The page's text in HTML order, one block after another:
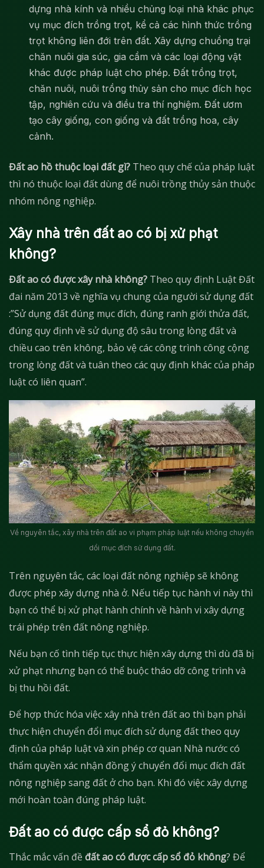
dựng nhà kính và nhiều chủng loại nhà khác phục
vụ mục đích trồng trọt, kể cả các hình thức trồng
trọt không liên đới trên đất. Xây dựng chuồng trại
chăn nuôi gia súc, gia cầm và các loại động vật
khác được pháp luật cho phép. Đất trồng trọt,
chăn nuôi, nuôi trồng thủy sản cho mục đích học
tập, nghiên cứu và điều tra thí nghiệm. Đất ươm
tạo cây giống, con giống và đất trồng hoa, cây
cảnh.
Đất ao hồ thuộc loại đất gì? Theo quy chế của pháp luật
thì nó thuộc loại đất dùng để nuôi trồng thủy sản thuộc
nhóm nông nghiệp.
Xây nhà trên đất ao có bị xử phạt
không?
Đất ao có được xây nhà không? Theo quy định Luật Đất
đai năm 2013 về nghĩa vụ chung của người sử dụng đất
:”Sử dụng đất đúng mục đích, đúng ranh giới thửa đất,
đúng quy định về sử dụng độ sâu trong lòng đất và
chiều cao trên không, bảo vệ các công trình công cộng
trong lòng đất và tuân theo các quy định khác của pháp
luật có liên quan”.
Về nguyên tắc, xây nhà trên đất ao vi phạm pháp luật nếu không chuyển
dổi mục đích sử dụng đất.
Trên nguyên tắc, các loại đất nông nghiệp sẽ không
được phép xây dựng nhà ở. Nếu tiếp tục hành vi này thì
bạn có thể bị xử phạt hành chính về hành vi xây dựng
trái phép trên đất nông nghiệp.
Nếu bạn cố tình tiếp tục thực hiện xây dựng thì dù đã bị
xử phạt nhưng bạn có thể buộc tháo dỡ công trình và
bị thu hồi đất.
Để hợp thức hóa việc xây nhà trên đất ao thì bạn phải
thực hiện chuyển đổi mục đích sử dụng đất theo quy
định của pháp luật và xin phép cơ quan Nhà nước có
thẩm quyền xác nhận đồng ý chuyển đổi mục đích đất
nông nghiệp sang đất ở cho bạn. Khi đó việc xây dựng
mới hoàn toàn đúng pháp luật.
Đất ao có được cấp sổ đỏ không?
Thắc mắc vấn đề đất ao có được cấp sổ đỏ không? Để